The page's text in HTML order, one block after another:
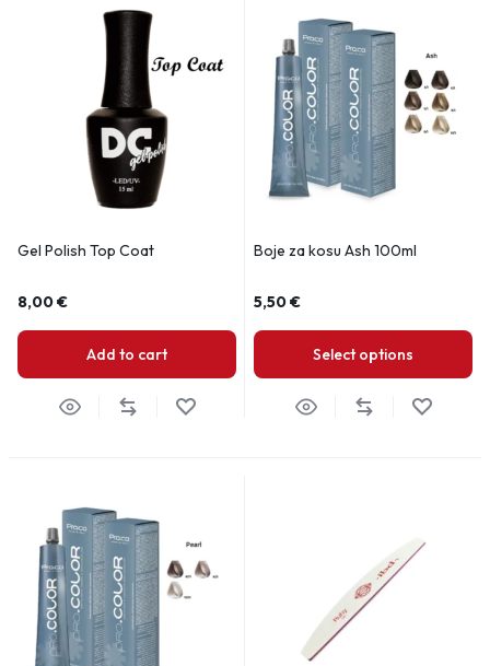
Gel Polish Top Coat
8,00€
Add to cart
Boje za kosu Ash 100ml
5,50€
Select options